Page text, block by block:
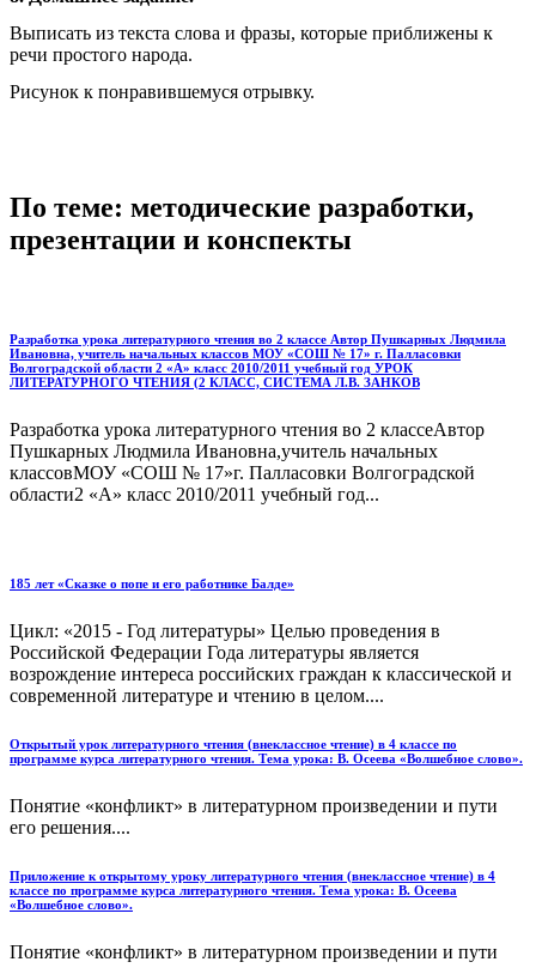
Выписать из текста слова и фразы, которые приближены к
речи простого народа.
Рисунок к понравившемуся отрывку.
По теме: методические разработки,
презентации и конспекты
Разработка урока литературного чтения во 2 классе Автор Пушкарных Людмила
Ивановна, учитель начальных классов МОУ «СОШ № 17» г. Палласовки
Волгоградской области 2 «А» класс 2010/2011 учебный год УРОК
ЛИТЕРАТУРНОГО ЧТЕНИЯ (2 КЛАСС, СИСТЕМА Л.В. ЗАНКОВ
Разработка урока литературного чтения во 2 классеАвтор
Пушкарных Людмила Ивановна,учитель начальных
классовМОУ «СОШ № 17»г. Палласовки Волгоградской
области2 «А» класс 2010/2011 учебный год...
185 лет «Сказке о попе и его работнике Балде»
Цикл: «2015 - Год литературы» Целью проведения в
Российской Федерации Года литературы является
возрождение интереса российских граждан к классической и
современной литературе и чтению в целом....
Открытый урок литературного чтения (внеклассное чтение) в 4 классе по
программе курса литературного чтения. Тема урока: В. Осеева «Волшебное слово».
Понятие «конфликт» в литературном произведении и пути
его решения....
Приложение к открытому уроку литературного чтения (внеклассное чтение) в 4
классе по программе курса литературного чтения. Тема урока: В. Осеева
«Волшебное слово».
Понятие «конфликт» в литературном произведении и пути